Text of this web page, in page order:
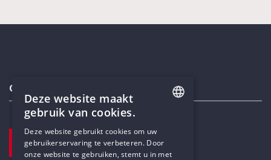
Contactgegevens
TELEFOON
+32 3 233 70 32
DUTCH
Deze website maakt
gebruik van cookies.
Deze website gebruikt cookies om uw
gebruikerservaring te verbeteren. Door
onze website te gebruiken, stemt u in met